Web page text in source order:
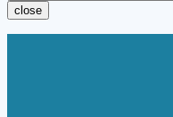
close